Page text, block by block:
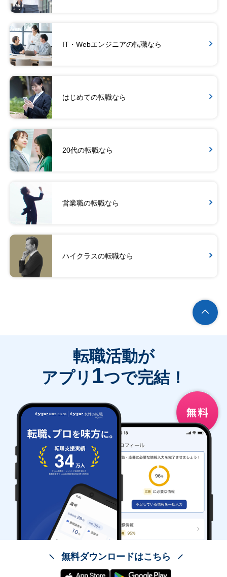
IT・Webエンジニアの転職なら
はじめての転職なら
20代の転職なら
営業職の転職なら
ハイクラスの転職なら
転職活動が
アプリ 1つで完結！
無料ダウンロードはこちら